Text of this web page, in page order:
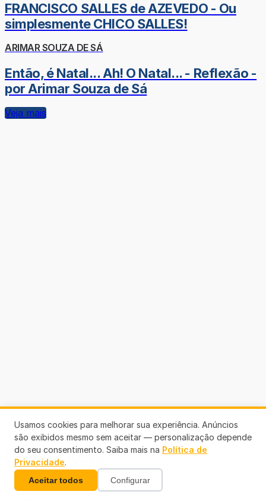
FRANCISCO SALLES de AZEVEDO - Ou
simplesmente CHICO SALLES!
ARIMAR SOUZA DE SÁ
Então, é Natal... Ah! O Natal... - Reflexão -
por Arimar Souza de Sá
Veja mais
Links Úteis
Usamos cookies para melhorar sua experiência. Anúncios
são exibidos mesmo sem aceitar — personalização depende
do seu consentimento. Saiba mais na Política de
Privacidade.
Aceitar todos Configurar